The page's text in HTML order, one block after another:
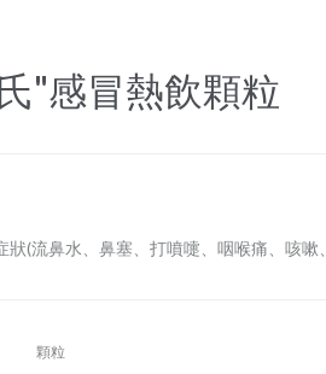
"感冒熱飲顆粒
狀(流鼻水、鼻塞、打噴嚏、咽喉痛、咳嗽
顆粒